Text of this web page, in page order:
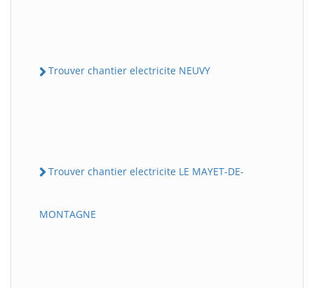
Trouver chantier electricite NEUVY
Trouver chantier electricite LE MAYET-DE-
MONTAGNE